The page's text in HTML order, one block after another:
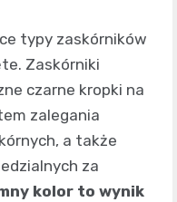
typy zaskórników
Zaskórniki
czarne kropki na
zalegania
a także
za
kolor to wynik